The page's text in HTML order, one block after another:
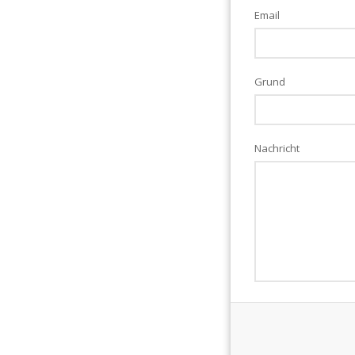
Email
Grund
Nachricht